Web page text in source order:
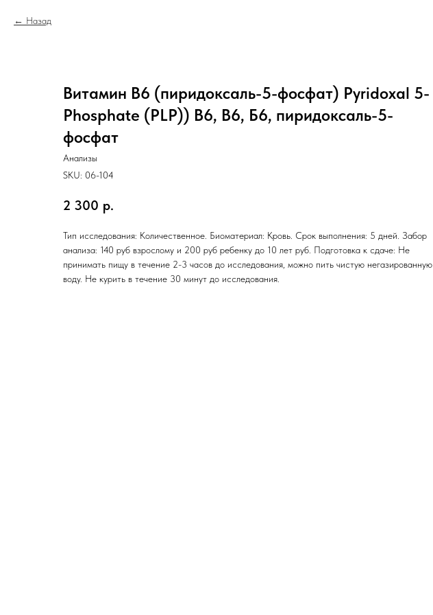
Назад
Витамин B6 (пиридоксаль-5-фосфат) Pyridoxal 5-
Phosphate (PLP)) В6, B6, Б6, пиридоксаль-5-
фосфат
Анализы
SKU: 06-104
2 300 р.
Тип исследования: Количественное. Биоматериал: Кровь. Срок выполнения: 5 дней. Забор
анализа: 140 руб взрослому и 200 руб ребенку до 10 лет руб. Подготовка к сдаче: Не
принимать пищу в течение 2-3 часов до исследования, можно пить чистую негазированную
воду. Не курить в течение 30 минут до исследования.